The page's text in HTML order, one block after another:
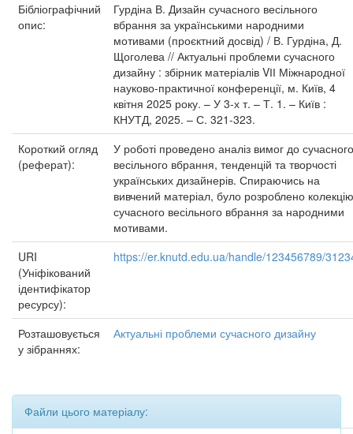
Бібліографічний
опис:
Гурдіна В. Дизайн сучасного весільного
вбрання за українськими народними
мотивами (проєктний досвід) / В. Гурдіна, Д.
Щоголева // Актуальні проблеми сучасного
дизайну : збірник матеріалів VІІ Міжнародної
науково-практичної конференції, м. Київ, 4
квітня 2025 року. – У 3-х т. – Т. 1. – Київ :
КНУТД, 2025. – С. 321-323.
Короткий огляд
(реферат):
У роботі проведено аналіз вимог до сучасного
весільного вбрання, тенденцій та творчості
українських дизайнерів. Спираючись на
вивчений матеріал, було розроблено колекцію
сучасного весільного вбрання за народними
мотивами.
URI
(Уніфікований
ідентифікатор
ресурсу):
https://er.knutd.edu.ua/handle/123456789/
Розташовується
у зібраннях:
Актуальні проблеми сучасного дизайну
Файли цього матеріалу: